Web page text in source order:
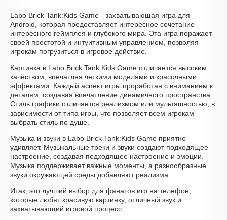
Labo Brick Tank:Kids Game - захватывающая игра для
Android, которая предоставляет интересное сочетание
интересного геймплея и глубокого мира. Эта игра поражает
своей простотой и интуитивным управлением, позволяя
игрокам погрузиться в игровое действие.
Картинка в Labo Brick Tank:Kids Game отличается высоким
качеством, впечатляя четкими моделями и красочными
эффектами. Каждый аспект игры проработан с вниманием к
деталям, создавая впечатление динамичного пространства.
Стиль графики отличается реализмом или мультяшностью, в
зависимости от типа игры, что позволяет всем игрокам
выбрать стиль по душе.
Музыка и звуки в Labo Brick Tank:Kids Game приятно
удивляет. Музыкальные треки и звуки создают подходящее
настроение, создавая подходящее настроение и эмоции.
Музыка поддерживает важные моменты, а разнообразные
звуки окружающей среды добавляют реализма.
Итак, это лучший выбор для фанатов игр на телефон,
которые любят красивую картинку, отличный звук и
захватывающий игровой процесс.